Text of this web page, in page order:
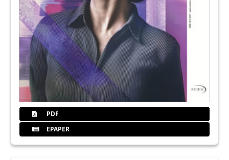
49Ftitel
50Fudent
Fihde
50plus
PDF
EPAPER